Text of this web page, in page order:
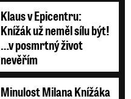
Klaus v Epicentru:
Knížák už neměl sílu být!
…v posmrtný život
nevěřím
Minulost Milana Knížáka